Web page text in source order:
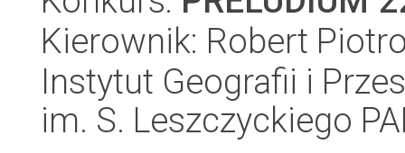
Kierownik: Robert
Instytut Geografii i
im. S. Leszczyckiego